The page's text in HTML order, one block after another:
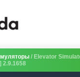
/ Elevator
2.9.1658